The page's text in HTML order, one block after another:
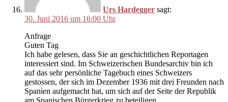
Urs Hardegger sagt:
30. Juni 2016 um 16:00 Uhr
Anfrage
Guten Tag
Ich habe gelesen, dass Sie an geschichtlichen Reportagen
interessiert sind. Im Schweizerischen Bundesarchiv bin ich
auf das sehr persönliche Tagebuch eines Schweizers
gestossen, der sich im Dezember 1936 mit drei Freunden nach
Spanien aufgemacht hat, um sich auf der Seite der Republik
am Spanischen Bürgerkrieg zu beteiligen.